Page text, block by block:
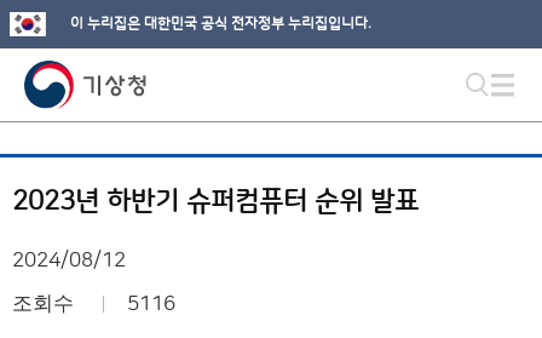
이 누리집은 대한민국 공식 전자정부 누리집입니다.
2023년 하반기 슈퍼컴퓨터 순위 발표
2024/08/12
조회수 5116